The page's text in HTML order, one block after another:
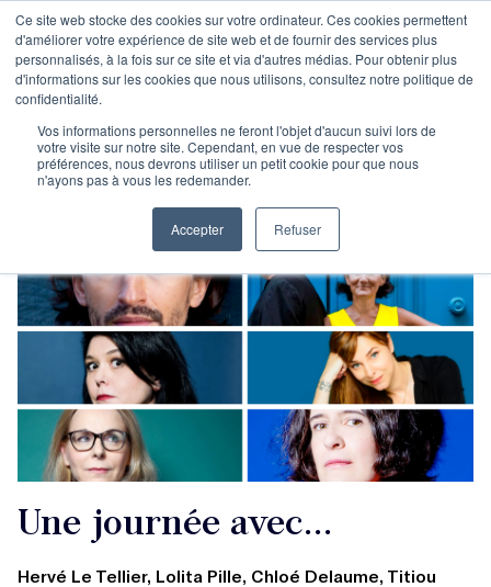
Ce site web stocke des cookies sur votre ordinateur. Ces cookies permettent
d'améliorer votre expérience de site web et de fournir des services plus
personnalisés, à la fois sur ce site et via d'autres médias. Pour obtenir plus
d'informations sur les cookies que nous utilisons, consultez notre politique de
confidentialité.
Vos informations personnelles ne feront l'objet d'aucun suivi lors de
votre visite sur notre site. Cependant, en vue de respecter vos
préférences, nous devrons utiliser un petit cookie pour que nous
n'ayons pas à vous les redemander.
Accepter Refuser
Une journée avec...
Hervé Le Tellier, Lolita Pille, Chloé Delaume, Titiou